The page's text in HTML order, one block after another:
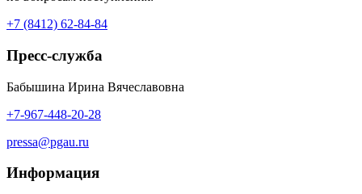
+7 (8412) 62-84-84
Пресс-служба
Бабышина Ирина Вячеславовна
+7-967-448-20-28
pressa@pgau.ru
Информация